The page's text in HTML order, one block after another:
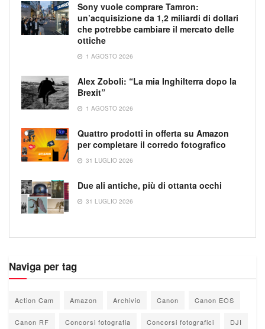
Sony vuole comprare Tamron:
un’acquisizione da 1,2 miliardi di dollari
che potrebbe cambiare il mercato delle
ottiche
1 AGOSTO 2026
Alex Zoboli: “La mia Inghilterra dopo la
Brexit”
1 AGOSTO 2026
Quattro prodotti in offerta su Amazon
per completare il corredo fotografico
31 LUGLIO 2026
Due ali antiche, più di ottanta occhi
31 LUGLIO 2026
Naviga per tag
Action Cam Amazon Archivio Canon Canon EOS
Canon RF Concorsi fotografia Concorsi fotografici DJI